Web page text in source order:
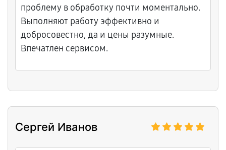
проблему в обработку почти моментально.
Выполняют работу эффективно и
добросовестно, да и цены разумные.
Впечатлен сервисом.
Сергей Иванов